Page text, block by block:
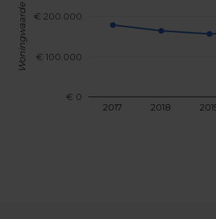
2017 2018
€ 0
€ 100.000
€ 200.000
Woningwaarde